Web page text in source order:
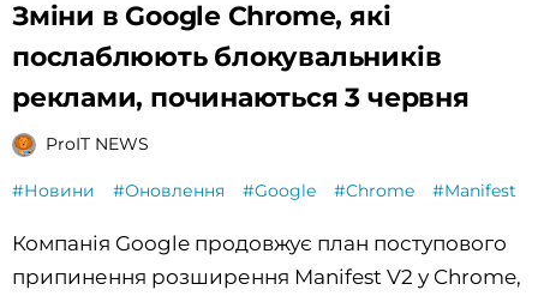
Зміни в Google Chrome, які
послаблюють блокувальників
реклами, починаються 3 червня
ProIT NEWS
#Новини #Оновлення #Google #Chrome #Manifest
Компанія Google продовжує план поступового
припинення розширення Manifest V2 у Chrome,